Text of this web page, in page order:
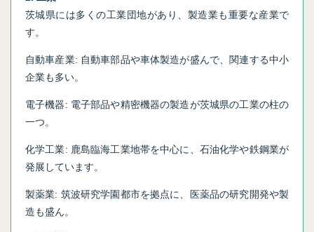
茨城県には多くの工業団地があり、製造業も重要な産業で
す。
自動車産業: 自動車部品や車体製造が盛んで、関連する中小
企業も多い。
電子機器: 電子部品や精密機器の製造が茨城県の工業の柱の
一つ。
化学工業: 鹿島臨海工業地帯を中心に、石油化学や鉄鋼業が
発展しています。
製薬業: 筑波研究学園都市を拠点に、医薬品の研究開発や製
造も盛ん。